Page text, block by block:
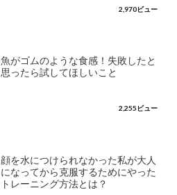
2,970ビュー
魚がゴムのような食感！失敗したと
思ったら試してほしいこと
2,255ビュー
顔を水につけられなかった私が大人
になってから克服するためにやった
トレーニング方法とは？